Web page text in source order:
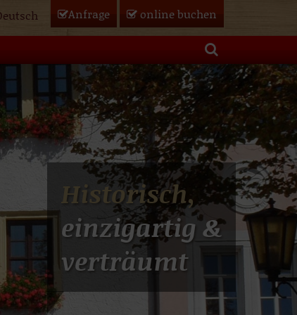
onlinebuchen
Anfrage
Historisch,
einzigartig &
verträumt